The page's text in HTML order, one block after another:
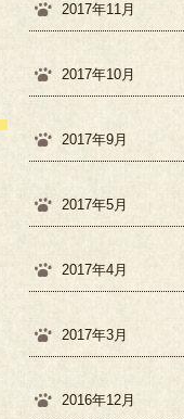
2017年11月
2017年10月
2017年9月
2017年5月
2017年4月
2017年3月
2016年12月